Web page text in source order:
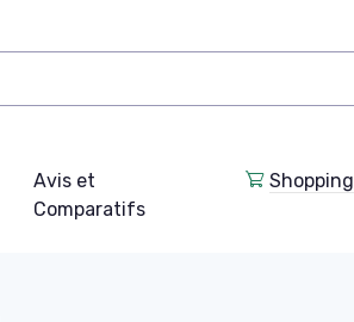
Avis et
Comparatifs
Shopping